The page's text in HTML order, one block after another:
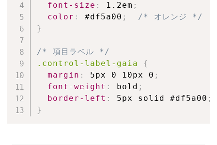
font-size : 1.2em ;
color : #df5a00 ;
/* オレンジ */
}
/* 項目ラベル */
.control-label-gaia
{
margin : 5px 0 10px 0 ;
font-weight : bold ;
border-left : 5px solid #df5a00 ;
}